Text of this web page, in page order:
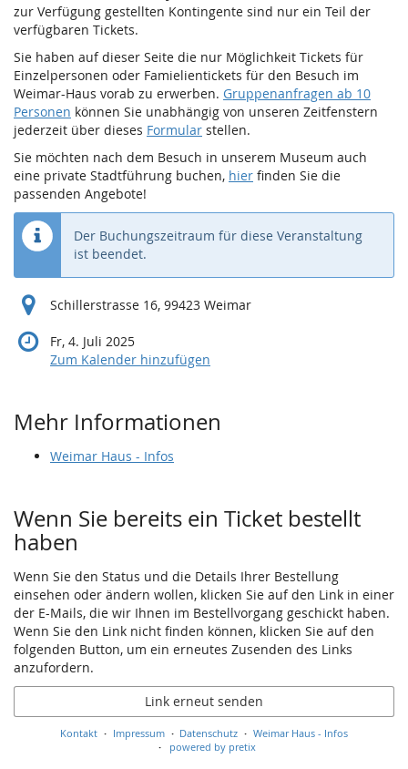
zur Verfügung gestellten Kontingente sind nur ein Teil der
verfügbaren Tickets.
Sie haben auf dieser Seite die nur Möglichkeit Tickets für
Einzelpersonen oder Famielientickets für den Besuch im
Weimar-Haus vorab zu erwerben. Gruppenanfragen ab 10
Personen können Sie unabhängig von unseren Zeitfenstern
jederzeit über dieses Formular stellen.
Sie möchten nach dem Besuch in unserem Museum auch
eine private Stadtführung buchen, hier finden Sie die
passenden Angebote!
Der Buchungszeitraum für diese Veranstaltung
ist beendet.
Schillerstrasse 16, 99423 Weimar
Fr, 4. Juli 2025
Zum Kalender hinzufügen
Mehr Informationen
Weimar Haus - Infos
Wenn Sie bereits ein Ticket bestellt
haben
Wenn Sie den Status und die Details Ihrer Bestellung
einsehen oder ändern wollen, klicken Sie auf den Link in einer
der E-Mails, die wir Ihnen im Bestellvorgang geschickt haben.
Wenn Sie den Link nicht finden können, klicken Sie auf den
folgenden Button, um ein erneutes Zusenden des Links
anzufordern.
Link erneut senden
Kontakt Impressum Datenschutz
Weimar Haus - Infos
powered by pretix